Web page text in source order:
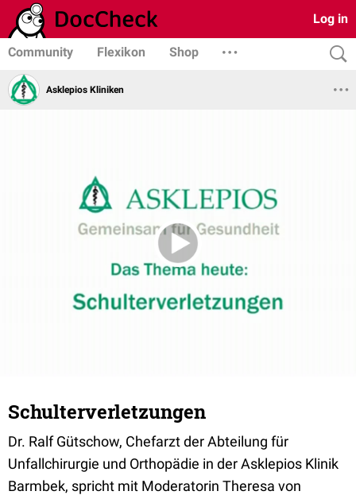
Log in
Community Flexikon Shop
Asklepios Kliniken
Schulterverletzungen
Dr. Ralf Gütschow, Chefarzt der Abteilung für
Unfallchirurgie und Orthopädie in der Asklepios Klinik
Barmbek, spricht mit Moderatorin Theresa von